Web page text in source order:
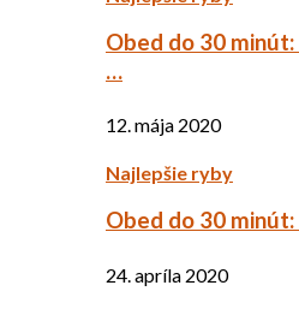
Obed do 30
…
12. mája 2020
Najlepšie ryby
Obed do 30
24. apríla 2020